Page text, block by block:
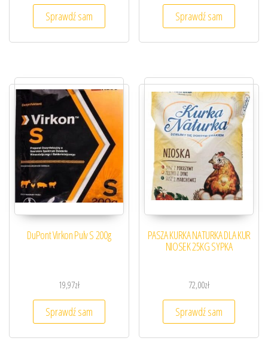
Sprawdź sam Sprawdź sam
DuPont Virkon Pulv S 200g
19,97zł
Sprawdź sam
PASZA KURKA NATURKA DLA KUR
NIOSEK 25KG SYPKA
72,00zł
Sprawdź sam